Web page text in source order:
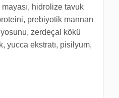
hidrolize tavuk
prebiyotik mannan
zerdeçal kökü
yucca ekstratı, pisilyum,